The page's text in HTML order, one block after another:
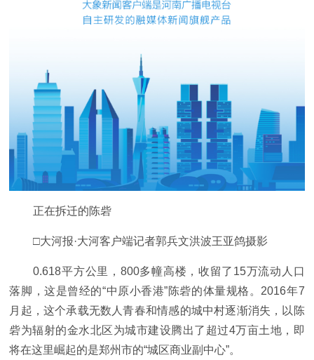
正在拆迁的陈砦
□大河报·大河客户端记者郭兵文洪波王亚鸽摄影
0.618平方公里，800多幢高楼，收留了15万流动人口
落脚，这是曾经的“中原小香港”陈砦的体量规格。2016年7
月起，这个承载无数人青春和情感的城中村逐渐消失，以陈
砦为辐射的金水北区为城市建设腾出了超过4万亩土地，即
将在这里崛起的是郑州市的“城区商业副中心”。